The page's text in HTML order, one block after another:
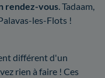
rendez-vous. Tadaam,
les-Flots !
différent d'un
rien à faire ! Ces